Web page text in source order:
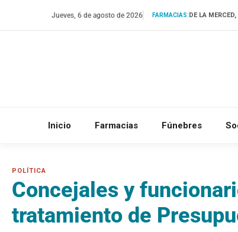
Jueves, 6 de agosto de 2026 FARMACIAS:DE LA
Inicio Farmacias Fúnebres
Concejales y
tratamiento de